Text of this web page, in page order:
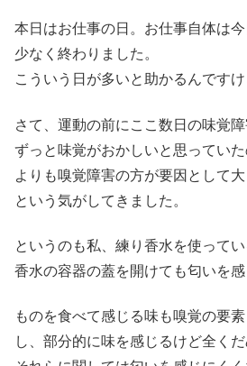
本日はお仕事の日。お仕事自体は
少なく終わりました。
こういう日が多いと助かるんです
さて、運動の前にここ数日の味覚障
ずっと味覚がおかしいと思ってい
よりも嗅覚障害の方が要因として
という気がしてきました。
というのも私、練り香水を使って
香水の容器の蓋を開けても匂いを
ものを食べて感じる味も嗅覚の要
し、部分的に味を感じるけど全く